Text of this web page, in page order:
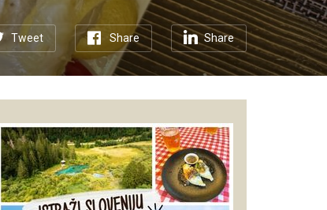
Tweet Share Share